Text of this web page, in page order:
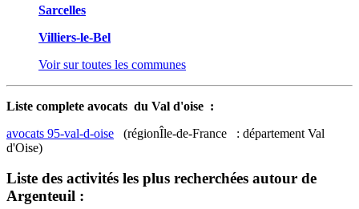
Sarcelles
Villiers-le-Bel
Voir sur toutes les communes
Liste complete avocats du Val d'oise :
avocats 95-val-d-oise (régionÎle-de-France : département Val
d'Oise)
Liste des activités les plus recherchées autour de
Argenteuil :